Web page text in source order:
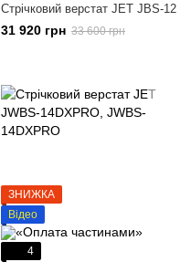
Стрічковий верстат JET JBS-12
31 920 грн 33 600 грн
ЗНИЖКА
Відео
4